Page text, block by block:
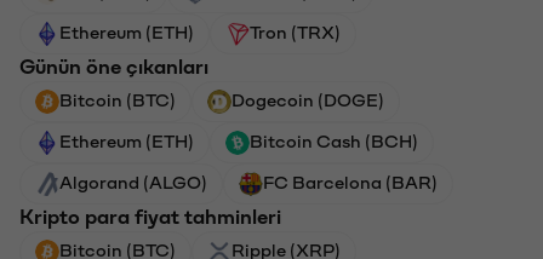
Ethereum (ETH) Tron (TRX)
Günün öne çıkanları
Bitcoin (BTC) Dogecoin (DOGE)
Ethereum (ETH) Bitcoin Cash (BCH)
Algorand (ALGO) FC Barcelona (BAR)
Kripto para fiyat tahminleri
Bitcoin (BTC) Ripple (XRP)